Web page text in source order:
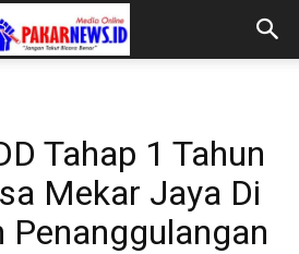
Tahap 1 Tahun
Mekar Jaya Di
Penanggulangan